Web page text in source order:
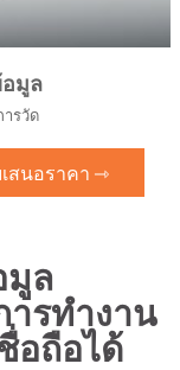
มูล
ารวัด
สนอราคา ⇾
มูล
รทำงาน
อถือได้